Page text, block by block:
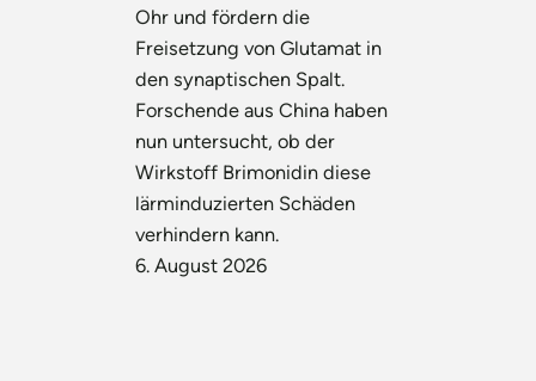
Ohr und fördern die
Freisetzung von Glutamat in
den synaptischen Spalt.
Forschende aus China haben
nun untersucht, ob der
Wirkstoff Brimonidin diese
lärminduzierten Schäden
verhindern kann.
6. August 2026